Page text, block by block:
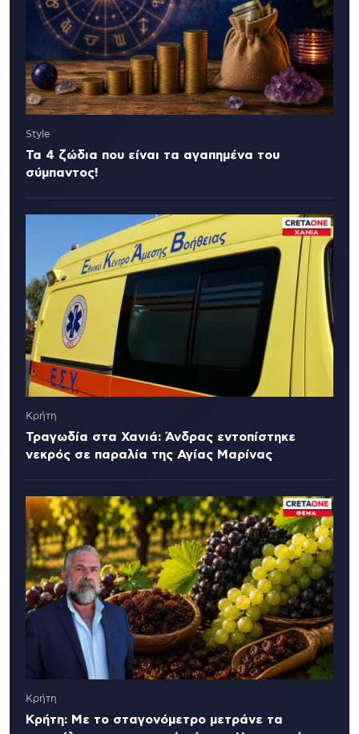
Style
Τα 4 ζώδια που είναι τα αγαπημένα του
σύμπαντος!
Κρήτη
Τραγωδία στα Χανιά: Άνδρας εντοπίστηκε
νεκρός σε παραλία της Αγίας Μαρίνας
Κρήτη
Κρήτη: Με το σταγονόμετρο μετράνε τα